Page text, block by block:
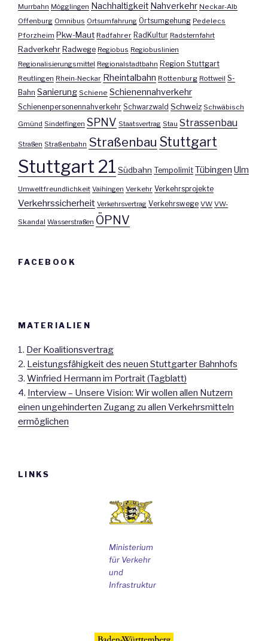
Murrbahn Mögglingen Nachhaltigkeit Nahverkehr Neckar-Alb
Offenburg Omnibus Ortsumfahrung Ortsumgehung Pedelecs
Pforzheim Pkw-Maut Radfahrer RadKultur Radsternfahrt
Radverkehr Radwege Regiobus Regiobuslinien
Regionalisierungsmittel Regionalstadtbahn Region Stuttgart
Reutlingen Rhein-Neckar Rheintalbahn Rottenburg Rottweil S-
Bahn Sanierung Schiene Schienennahverkehr
Schienenpersonennahverkehr Schwarzwald Schweiz Schwäbisch
Gmünd Sindelfingen SPNV Staatsvertrag Stau Strassenbau
Straßen Straßenbahn Straßenbau Stuttgart
Stuttgart 21 Südbahn Tempolimit Tübingen Ulm
Umweltfreundlichkeit Vaihingen Verkehr Verkehrsprojekte
Verkehrssicherheit Verkehrsvertrag Verkehrswege VW VW-
Skandal Wasserstraßen ÖPNV
FACEBOOK
MATERIALIEN
1. Der Koalitionsvertrag
2. Leistungsfähigkeit des neuen Stuttgarter Bahnhofs
3. Winfried Hermann im Portrait (Tagblatt)
4. Interview – Unsere Vision: Wir wollen allen Nutzern
einen ungehinderten Zugang zu allen Verkehrsmitteln
ermöglichen
LINKS
Ministerium
für Verkehr
und
Infrastruktur